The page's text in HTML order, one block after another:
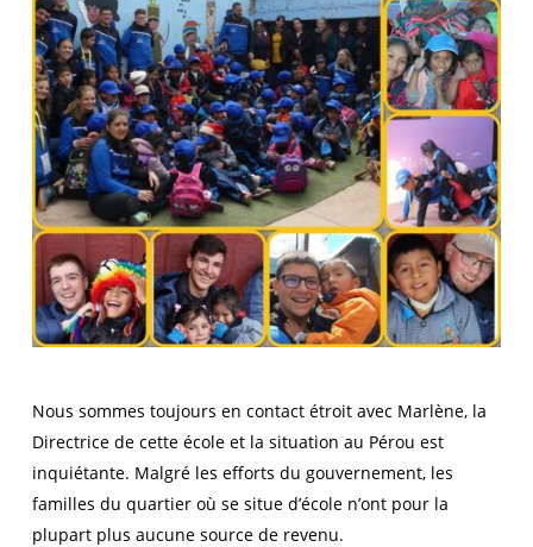
Nous sommes toujours en contact étroit avec Marlène, la
Directrice de cette école et la situation au Pérou est
inquiétante. Malgré les efforts du gouvernement, les
familles du quartier où se situe d’école n’ont pour la
plupart plus aucune source de revenu.